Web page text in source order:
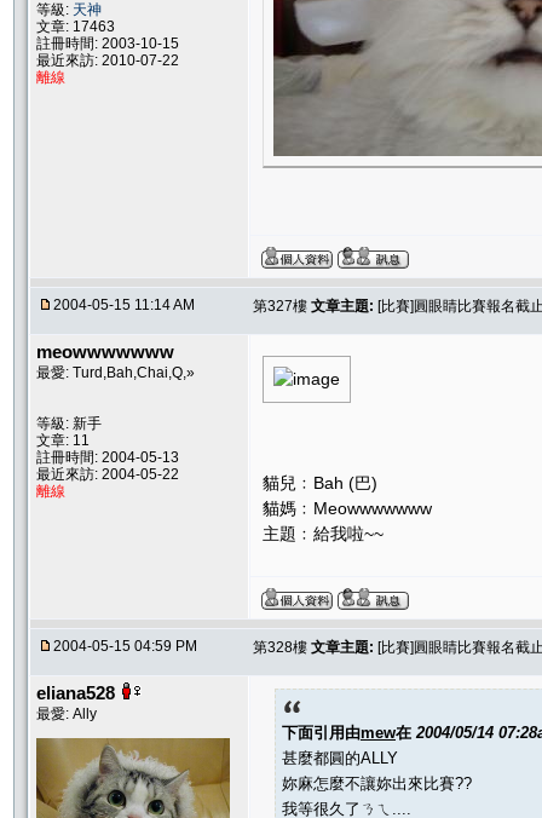
等級: 天神
文章: 17463
註冊時間: 2003-10-15
最近來訪: 2010-07-22
離線
2004-05-15 11:14 AM 第327樓 文章主題: [比賽]圓眼睛比賽報名截
meowwwwwww
最愛: Turd,Bah,Chai,Q,»
等級: 新手
文章: 11
註冊時間: 2004-05-13
最近來訪: 2004-05-22
離線
貓兒﹕Bah (巴)
貓媽﹕Meowwwwwww
主題﹕給我啦~~
2004-05-15 04:59 PM 第328樓 文章主題: [比賽]圓眼睛比賽報名截
eliana528
最愛: Ally
下面引用由mew在 2004/05/14
甚麼都圓的ALLY
妳麻怎麼不讓妳出來比賽??
我等很久了ㄋㄟ....